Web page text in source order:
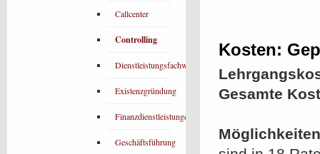
Kosten:
Gesamte
Callcenter
Controlling
Dienstleistungsfachwirt
Existenzgründung
Finanzdienstleistungen
Geschäftsführung